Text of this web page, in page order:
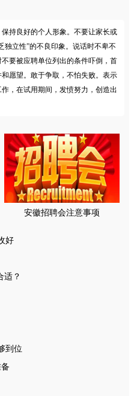
持良好的个人形象。不要让家长或
独立性”的不良印象。说话时不卑不
要被应聘单位列出的条件吓倒，首
愿望。敢于争取，不怕失败。表示
，在试用期间，发愤努力，创造出
安徽招聘会注意事项
好
适？
到位